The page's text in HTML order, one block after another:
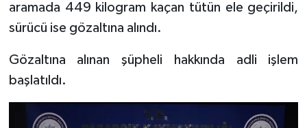
aramada 449 kilogram kaçan tütün ele geçirildi,
sürücü ise gözaltına alındı.
Gözaltına alınan şüpheli hakkında adli işlem
başlatıldı.
YAŞAM
KÜLTÜR SANAT